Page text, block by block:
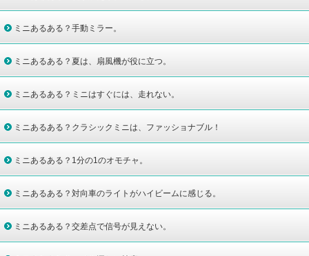
ミニあるある？手動ミラー。
ミニあるある？夏は、扇風機が役に立つ。
ミニあるある？ミニはすぐには、走れない。
ミニあるある？クラシックミニは、ファッショナブル！
ミニあるある？1分の1のオモチャ。
ミニあるある？対向車のライトがハイビームに感じる。
ミニあるある？交差点で信号が見えない。